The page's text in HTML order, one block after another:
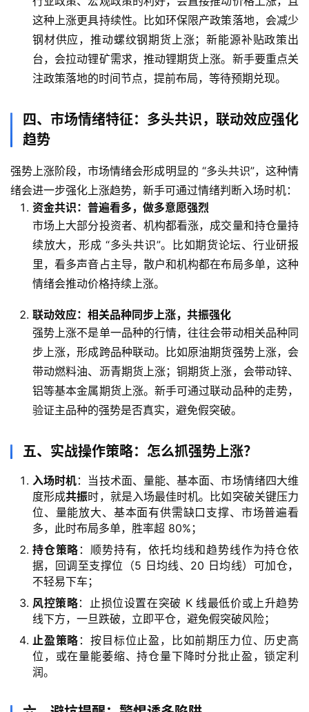
原
油
直
播
室
资
入
门
这种上涨更具持续性。比如环保限产政策落地，会减少
钢材供应，推动螺纹钢期货上涨；新能源补贴政策出
台，会拉动锂矿需求，推动锂期货上涨。新手要重点关
注政策落地的时间节点，提前布局，等待预期兑现。
四、市场情绪特征：多头共识，联动效应强化
趋势
强势上涨阶段，市场情绪会形成明显的 “多头共识”，这种情
绪会进一步强化上涨趋势，新手可通过情绪判断入场时机：
资金共识：普遍看多，做多意愿强烈
市场上大部分投资者、机构都看涨，成交量和持仓量持
续放大，形成 “多头共识”。比如期货论坛、行业研报
里，看多声音占主导，散户和机构都在布局多单，这种
情绪会推动价格持续上涨。
联动效应：相关品种同步上涨，共振强化
强势上涨不是单一品种的行情，往往会带动相关品种同
步上涨，形成跨品种联动。比如原油期货强势上涨，会
带动燃料油、沥青期货上涨；铜期货上涨，会带动锌、
铝等基本金属期货上涨。新手可通过联动品种的走势，
验证主品种的强势是否真实，避免假突破。
五、实战操作策略：怎么抓强势上涨？
入场时机：当技术面、量能、基本面、市场情绪四大维
度形成共振时，就是入场最佳时机。比如突破关键压力
位、量能放大、基本面有供需缺口支撑、市场普遍看
多，此时布局多单，胜率超 80%；
持仓策略 ：顺势持有，依托均线和趋势线作为持仓依
据，回调至支撑位（5 日均线、20 日均线）可加仓，
不轻易下车；
风控策略：止损位设置在突破 K 线最低价或上升趋势
线下方，一旦跌破，立即平仓，避免假突破风险；
止盈策略 ：按目标位止盈，比如前期压力位、历史高
位，或在量能萎缩、持仓量下降时分批止盈，锁定利
润。